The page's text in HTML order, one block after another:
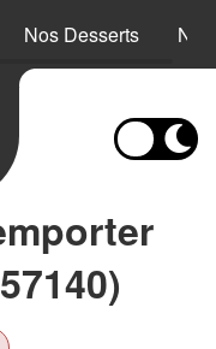
Nos Desserts